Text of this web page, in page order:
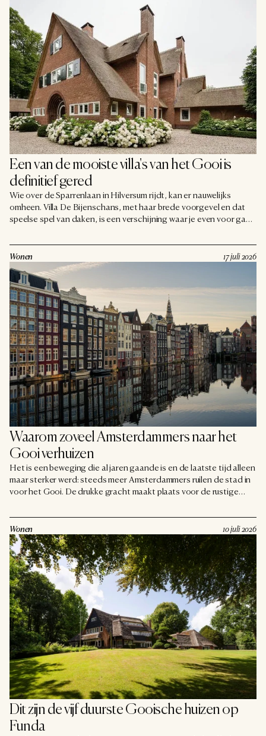
Een van de mooiste villa's van het Gooi is
definitief gered
Wie over de Sparrenlaan in Hilversum rijdt, kan er nauwelijks
omheen. Villa De Bijenschans, met haar brede voorgevel en dat
speelse spel van daken, is een verschijning waar je even voor gaat
heeft geoordeeld dat de villa definitief een gemeentelijk
monument blijft, waarmee een slepende kwestie van bijna vier jaar
tot een eind komt.
Wonen 17 juli 2026
Waarom zoveel Amsterdammers naar het
Gooi verhuizen
Het is een beweging die al jaren gaande is en de laatste tijd alleen
maar sterker werd: steeds meer Amsterdammers ruilen de stad in
voor het Gooi. De drukke gracht maakt plaats voor de rustige
wie de regio een beetje kent, kan die keuze goed begrijpen. Maar
wat drijft al die stedelingen precies deze kant op?
Wonen 10 juli 2026
Dit zijn de vijf duurste Gooische huizen op
Funda